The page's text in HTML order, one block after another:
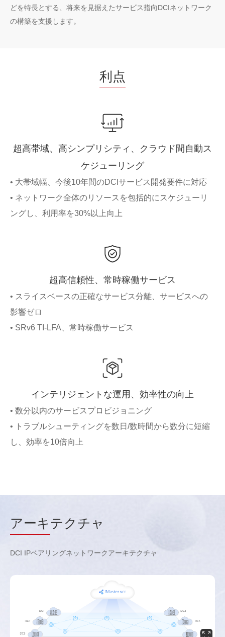
どを特長とする、将来を見据えたサービス指向DCIネットワーク
の構築を支援します。
利点
超高帯域、高シンプリシティ、クラウド間自動ス
ケジューリング
• 大帯域幅、今後10年間のDCIサービス開発要件に対応
• ネットワーク全体のリソースを包括的にスケジューリ
ングし、利用率を30%以上向上
超高信頼性、常時稼働サービス
• スライスベースの正確なサービス分離、サービスへの
影響ゼロ
• SRv6 TI-LFA、常時稼働サービス
インテリジェントな運用、効率性の向上
• 数分以内のサービスプロビジョニング
• トラブルシューティングを数日/数時間から数分に短縮
し、効率を10倍向上
アーキテクチャ
DCI IPベアリングネットワークアーキテクチャ